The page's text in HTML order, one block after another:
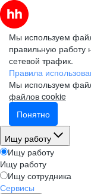
Мы используем
правильную работу
сетевой трафик.
Правила
Мы используем
файлов cookie
Понятно
Ищу работу
Ищу работу
Ищу работу
Ищу сотрудника
Сервисы